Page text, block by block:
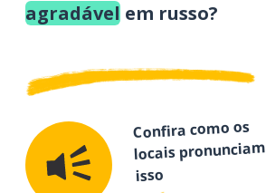
agradável em russo?
Confira como os
locais pronunciam
isso